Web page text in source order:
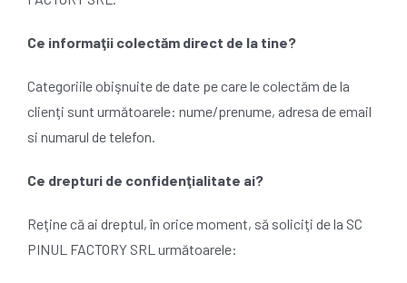
Ce informaţii colectăm direct de la tine?
Categoriile obişnuite de date pe care le colectăm de la
clienţi sunt următoarele: nume/prenume, adresa de email
si numarul de telefon.
Ce drepturi de confidenţialitate ai?
Reţine că ai dreptul, în orice moment, să soliciţi de la SC
PINUL FACTORY SRL următoarele: